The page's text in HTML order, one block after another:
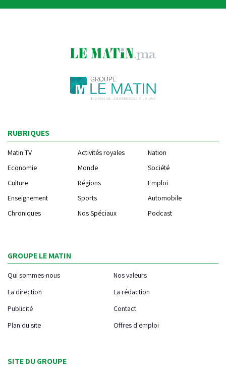
RUBRIQUES
Matin TV Activités royales
Nation
Economie
Monde
Société
Culture
Régions
Emploi
Enseignement
Sports
Automobile
Chroniques
Nos Spéciaux Podcast
GROUPE LE MATIN
Qui sommes-nous
Nos valeurs
La direction
La rédaction
Publicité
Contact
Plan du site
Offres d'emploi
SITE DU GROUPE